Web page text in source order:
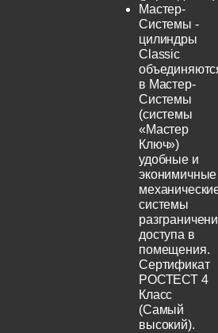
Мастер-
Системы -
цилиндры
Classic
в Мастер-
Системы
(системы
«Мастер
Ключ»)
удобные и
эконимичные
системы
доступа в
помещения.
Сертификат
РОСТЕСТ 4
Класс
(Самый
высокий).